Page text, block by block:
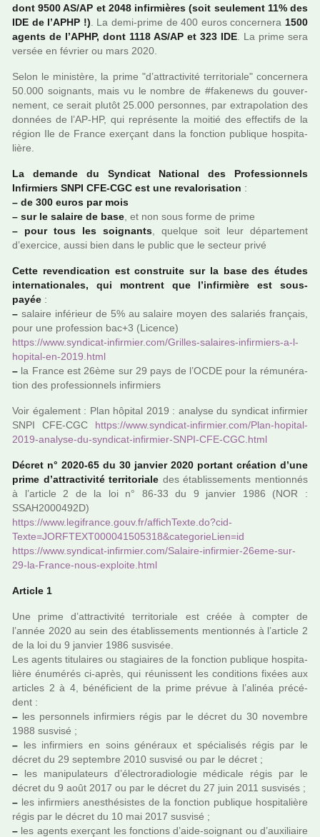
dont 9500 AS/AP et 2048 infir­miè­res (soit seu­le­ment 11% des
IDE de l’APHP !) . La demi-prime de 400 euros concer­nera 1500
agents de l’APHP, dont 1118 AS/AP et 323 IDE . La prime sera
versée en février ou mars 2020.
Selon le minis­tère, la prime "d’attrac­ti­vité ter­ri­to­riale" concer­nera
50.000 soi­gnants, mais vu le nombre de #fa­ke­news du gou­ver­
ne­ment, ce serait plutôt 25.000 per­son­nes, par extra­po­la­tion des
don­nées de l’AP-HP, qui repré­sente la moitié des effec­tifs de la
région Ile de France exer­çant dans la fonc­tion publi­que hos­pi­ta­
lière.
La demande du Syndicat National des Professionnels
Infirmiers SNPI CFE-CGC est une reva­lo­ri­sa­tion :
– de 300 euros par mois
– sur le salaire de base , et non sous forme de prime
–
pour tous les soi­gnants , quel­que soit leur dépar­te­ment
d’exer­cice, aussi bien dans le public que le sec­teur privé
Cette reven­di­ca­tion est cons­truite sur la base des études
inter­na­tio­na­les, qui mon­trent que l’infir­mière est sous-
payée :
– salaire infé­rieur de 5% au salaire moyen des sala­riés fran­çais,
pour une pro­fes­sion bac+3 (Licence)
https://www.syn­di­cat-infir­mier.com/Grilles-salai­res-infir­miers-a-l-
hopi­tal-en-2019.html
– la France est 26ème sur 29 pays de l’OCDE pour la rému­né­ra­
tion des pro­fes­sion­nels infir­miers
Voir également : Plan hôpi­tal 2019 : ana­lyse du syn­di­cat infir­mier
SNPI CFE-CGC https://www.syn­di­cat-infir­mier.com/Plan-hopi­tal-
2019-ana­lyse-du-syn­di­cat-infir­mier-SNPI-CFE-CGC.html
Décret n° 2020-65 du 30 jan­vier 2020 por­tant créa­tion d’une
prime d’attrac­ti­vité ter­ri­to­riale des établissements men­tion­nés
à l’arti­cle 2 de la loi n° 86-33 du 9 jan­vier 1986 (NOR :
SSAH2000492D)
https://www.legi­france.gouv.fr/affich­Texte.do?cid­
Texte=JORFTEXT000041505318&cate­go­rie­Lien=id
https://www.syn­di­cat-infir­mier.com/Salaire-infir­mier-26eme-sur-
29-la-France-nous-exploite.html
Article 1
Une prime d’attrac­ti­vité ter­ri­to­riale est créée à comp­ter de
l’année 2020 au sein des établissements men­tion­nés à l’arti­cle 2
de la loi du 9 jan­vier 1986 sus­vi­sée.
Les agents titu­lai­res ou sta­giai­res de la fonc­tion publi­que hos­pi­ta­
lière énumérés ci-après, qui réu­nis­sent les condi­tions fixées aux
arti­cles 2 à 4, béné­fi­cient de la prime prévue à l’alinéa pré­cé­
dent :
– les per­son­nels infir­miers régis par le décret du 30 novem­bre
1988 sus­visé ;
– les infir­miers en soins géné­raux et spé­cia­li­sés régis par le
décret du 29 sep­tem­bre 2010 sus­visé ou par le décret ;
– les mani­pu­la­teurs d’électroradiologie médi­cale régis par le
décret du 9 août 2017 ou par le décret du 27 juin 2011 sus­vi­sés ;
– les infir­miers anes­thé­sis­tes de la fonc­tion publi­que hos­pi­ta­lière
régis par le décret du 10 mai 2017 sus­visé ;
– les agents exer­çant les fonc­tions d’aide-soi­gnant ou d’auxi­liaire